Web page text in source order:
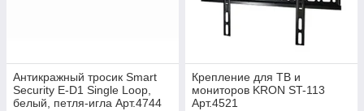
Антикражный тросик Smart
Security E-D1 Single Loop,
белый, петля-игла Арт.4744
Крепление для ТВ и
мониторов KRON ST-113
Арт.4521